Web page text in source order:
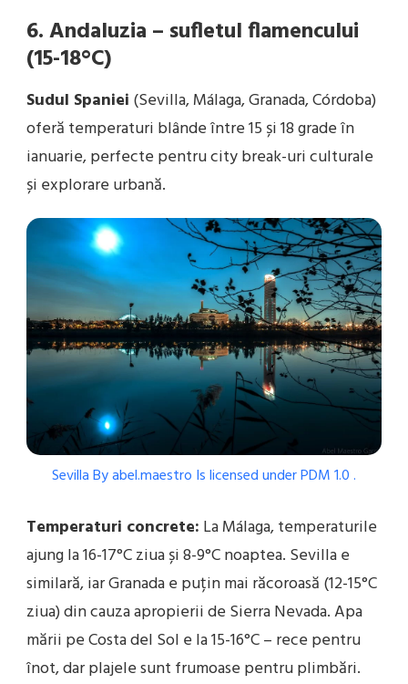
6. Andaluzia – sufletul flamencului
(15-18°C)
Sudul Spaniei (Sevilla, Málaga, Granada, Córdoba)
oferă temperaturi blânde între 15 și 18 grade în
ianuarie, perfecte pentru city break-uri culturale
și explorare urbană.
SevillaByabel.maestro Is licensed underPDM 1.0.
Temperaturi concrete: La Málaga, temperaturile
ajung la 16-17°C ziua și 8-9°C noaptea. Sevilla e
similară, iar Granada e puțin mai răcoroasă (12-15°C
ziua) din cauza apropierii de Sierra Nevada. Apa
mării pe Costa del Sol e la 15-16°C – rece pentru
înot, dar plajele sunt frumoase pentru plimbări.